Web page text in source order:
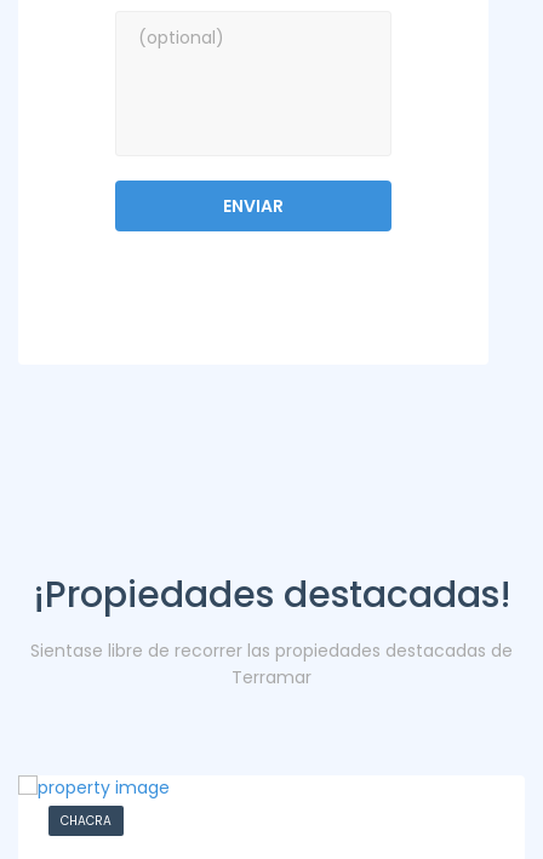
¡Propiedades destacadas!
Sientase libre de recorrer las propiedades destacadas de
Terramar
CHACRA